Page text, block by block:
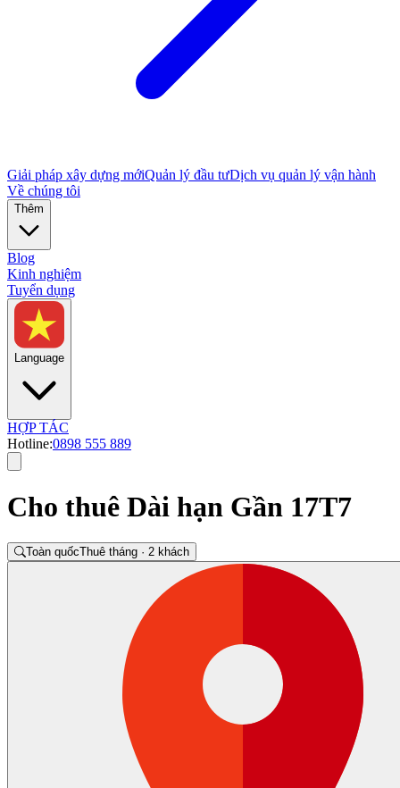
Giải pháp xây dựng mớiQuản lý đầu tưDịch vụ quản lý vận hành
Về chúng tôi
Thêm
Blog
Kinh nghiệm
Tuyển dụng
Language
HỢP TÁC
Hotline:0898 555 889
Cho thuê Dài hạn Gần 17T7
Toàn quốcThuê tháng · 2 khách